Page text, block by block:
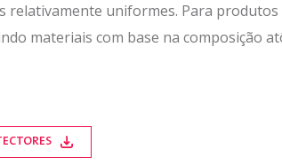
uniformes. Para
materiais com base na composição